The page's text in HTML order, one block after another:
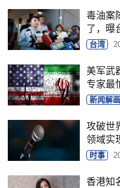
毒油案
了，曝
台湾
美军武
专家最
新闻解画
攻破世
领域实
时事
香港知